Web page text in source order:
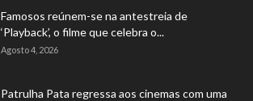
Famosos reúnem-se na antestreia de
‘Playback’, o filme que celebra o...
Agosto 4, 2026
Patrulha Pata regressa aos cinemas com uma